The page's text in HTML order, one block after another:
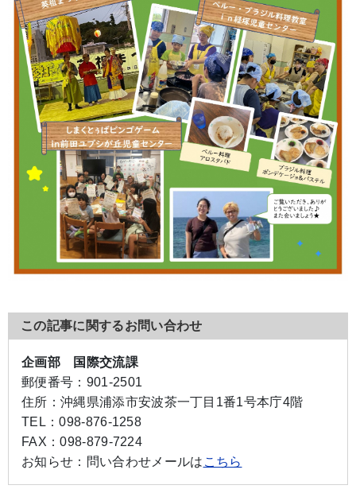
この記事に関するお問い合わせ
企画部 国際交流課
郵便番号： 901-2501
住所： 沖縄県浦添市安波茶一丁目1番1号本庁4階
TEL：098-876-1258
FAX：098-879-7224
お知らせ： 問い合わせメールは こちら